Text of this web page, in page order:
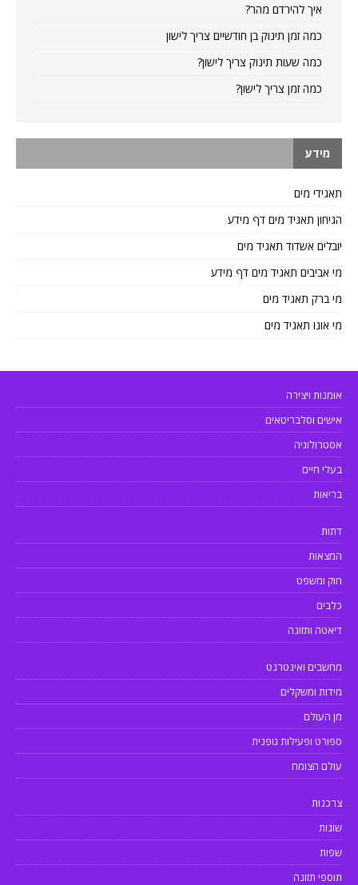
איך להירדם מהר?
כמה זמן תינוק בן חודשיים צריך לישון
כמה שעות תינוק צריך לישון?
כמה זמן צריך לישון?
מידע
תאגידי מים
הגיחון תאגיד מים דף מידע
יובלים אשדוד תאגיד מים
מי אביבים תאגיד מים דף מידע
מי ברק תאגיד מים
מי אונו תאגיד מים
אומנות ויצירה
אישים וסלבריטאים
אסטרולוגיה
בעלי חיים
בריאות
דתות
המצאות
חוק ומשפט
כלבים
דיאטה ותזונה
מחשבים ואינטרנט
מידות ומשקלים
מן העולם
ספורט ופעילות גופנית
עולם הצומח
צרכנות
שונות
שפות
תוספי תזונה